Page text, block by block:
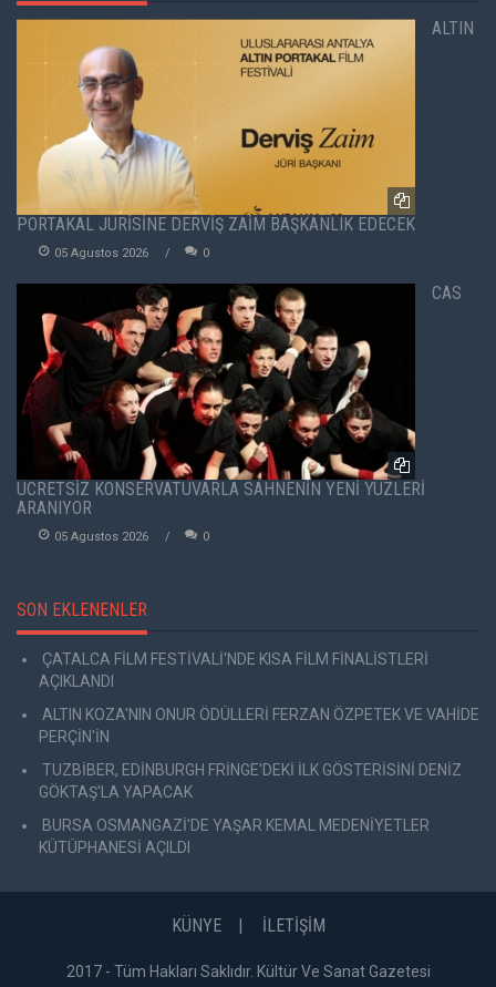
ALTIN
PORTAKAL JÜRİSİNE DERVİŞ ZAİM BAŞKANLIK EDECEK
05 Agustos 2026 0
CAS
ÜCRETSİZ KONSERVATUVARLA SAHNENİN YENİ YÜZLERİ
ARANIYOR
05 Agustos 2026 0
SON EKLENENLER
ÇATALCA FİLM FESTİVALİ'NDE KISA FİLM FİNALİSTLERİ
AÇIKLANDI
ALTIN KOZA'NIN ONUR ÖDÜLLERİ FERZAN ÖZPETEK VE VAHİDE
PERÇİN'İN
TUZBİBER, EDİNBURGH FRİNGE'DEKİ İLK GÖSTERİSİNİ DENİZ
GÖKTAŞ'LA YAPACAK
BURSA OSMANGAZİ'DE YAŞAR KEMAL MEDENİYETLER
KÜTÜPHANESİ AÇILDI
KÜNYE İLETİŞİM
2017 - Tüm Hakları Saklıdır. Kültür Ve Sanat Gazetesi